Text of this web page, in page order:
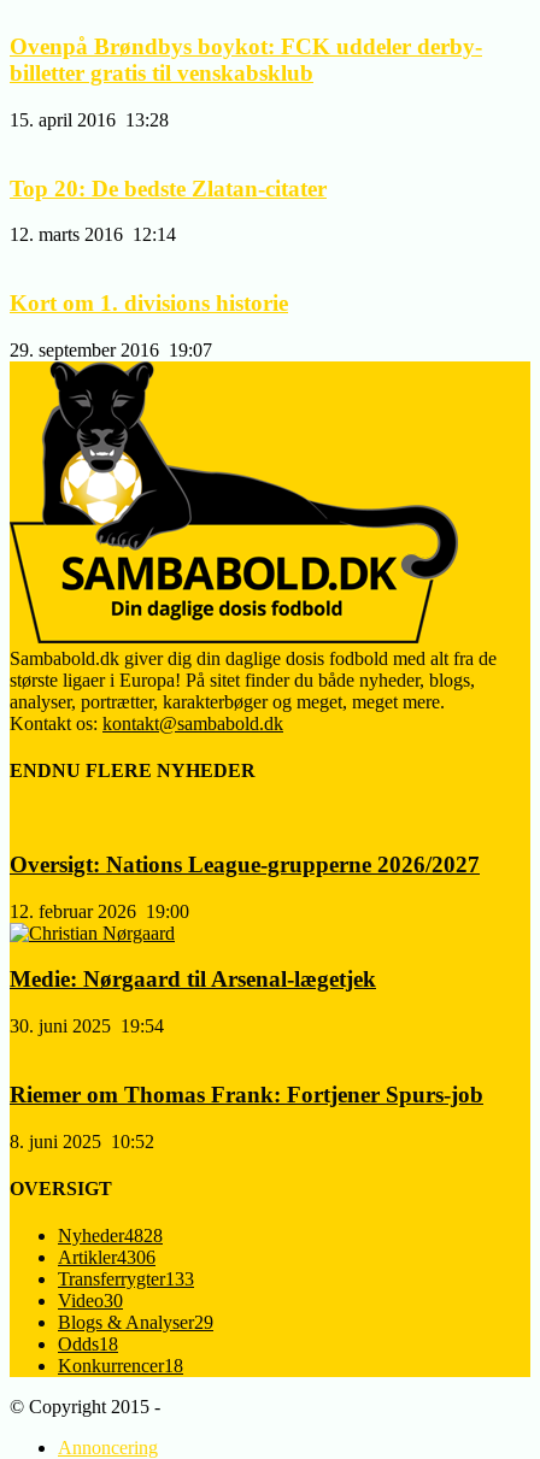
Ovenpå Brøndbys boykot: FCK uddeler derby-
billetter gratis til venskabsklub
15. april 2016 13:28
Top 20: De bedste Zlatan-citater
12. marts 2016 12:14
Kort om 1. divisions historie
29. september 2016 19:07
Sambabold.dk giver dig din daglige dosis fodbold med alt fra de
største ligaer i Europa! På sitet finder du både nyheder, blogs,
analyser, portrætter, karakterbøger og meget, meget mere.
Kontakt os: kontakt@sambabold.dk
ENDNU FLERE NYHEDER
Oversigt: Nations League-grupperne 2026/2027
12. februar 2026 19:00
Medie: Nørgaard til Arsenal-lægetjek
30. juni 2025 19:54
Riemer om Thomas Frank: Fortjener Spurs-job
8. juni 2025 10:52
OVERSIGT
Nyheder4828
Artikler4306
Transferrygter133
Video30
Blogs & Analyser29
Odds18
Konkurrencer18
© Copyright 2015 -
Annoncering